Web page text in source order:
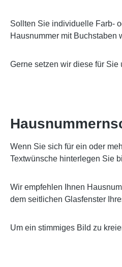
Sollten Sie individuelle Farb-
Hausnummer mit Buchstaben
Gerne setzen wir diese für
Wenn Sie sich für ein oder
Textwünsche hinterlegen Sie
Wir empfehlen Ihnen
dem seitlichen Glasfenster
Um ein stimmiges Bild zu